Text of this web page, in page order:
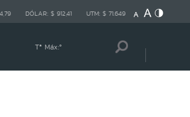
DÓLAR: $ 912,41 UTM: $ 71.649
Tª Máx:º